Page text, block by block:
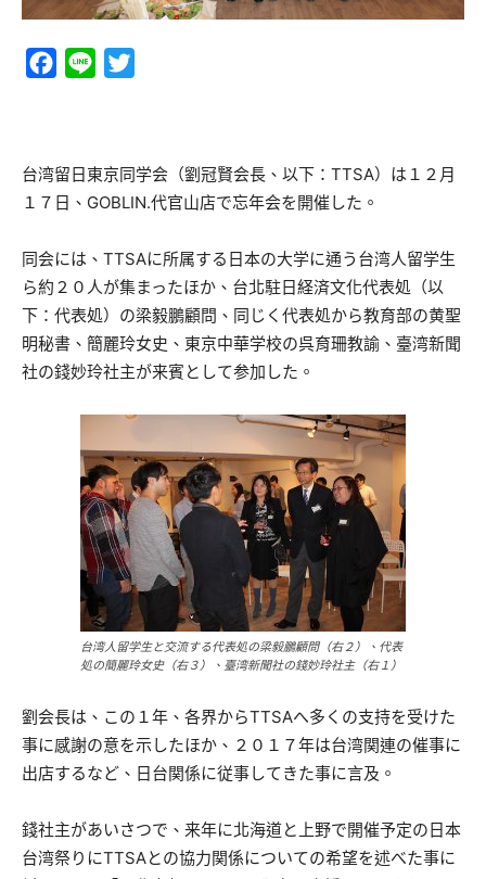
Facebook
Line
台湾留日東京同学会（劉冠賢会長、以下：TTSA）は１２月
１７日、GOBLIN.代官山店で忘年会を開催した。
同会には、TTSAに所属する日本の大学に通う台湾人留学生
ら約２０人が集まったほか、台北駐日経済文化代表処（以
下：代表処）の梁毅鵬顧問、同じく代表処から教育部の黄聖
明秘書、簡麗玲女史、東京中華学校の呉育珊教諭、臺湾新聞
社の錢妙玲社主が来賓として参加した。
台湾人留学生と交流する代表処の梁毅鵬顧問（右２）、代表
処の簡麗玲女史（右３）、臺湾新聞社の錢妙玲社主（右１）
劉会長は、この１年、各界からTTSAへ多くの支持を受けた
事に感謝の意を示したほか、２０１７年は台湾関連の催事に
出店するなど、日台関係に従事してきた事に言及。
錢社主があいさつで、来年に北海道と上野で開催予定の日本
台湾祭りにTTSAとの協力関係についての希望を述べた事に